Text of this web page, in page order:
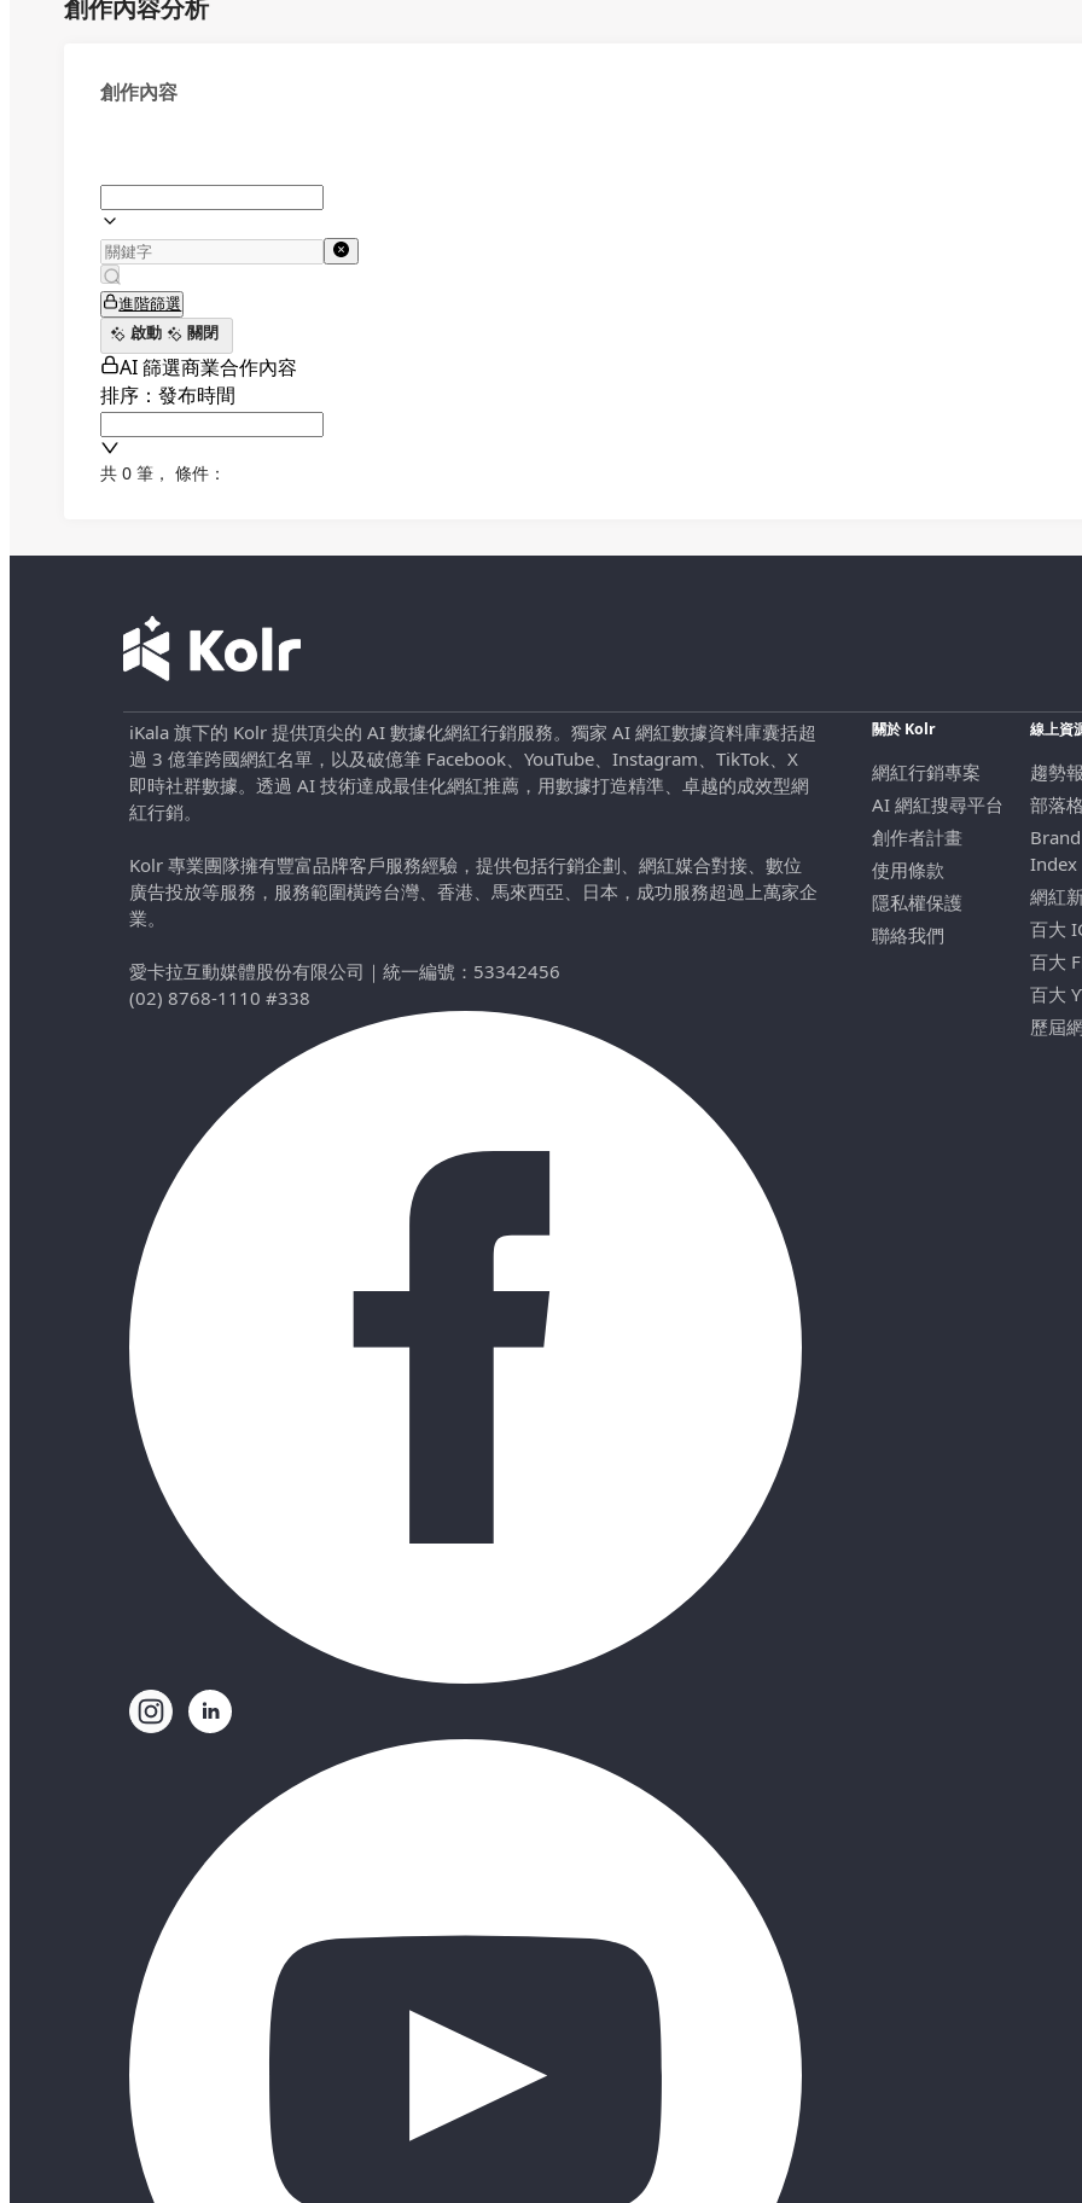
創作內容分析
創作內容
進階篩選
啟動
關閉
AI 篩選商業合作內容
排序：發布時間
共 0 筆 ， 條件：
iKala 旗下的 Kolr 提供頂尖的 AI 數據化網紅行銷服務。獨家 AI 網紅數據資料庫囊括超
過 3 億筆跨國網紅名單，以及破億筆 Facebook、YouTube、Instagram、TikTok、X
即時社群數據。透過 AI 技術達成最佳化網紅推薦，用數據打造精準、卓越的成效型網
紅行銷。
Kolr 專業團隊擁有豐富品牌客戶服務經驗，提供包括行銷企劃、網紅媒合對接、數位
廣告投放等服務，服務範圍橫跨台灣、香港、馬來西亞、日本，成功服務超過上萬家企
業。
愛卡拉互動媒體股份有限公司 ｜ 統一編號：53342456
(02) 8768-1110 #338
關於 Kolr
網紅行銷專案
AI 網紅搜尋平台
創作者計畫
使用條款
隱私權保護
聯絡我們
線上資
趨勢
部落格
Index
網紅
百大
百大
百大
歷屆